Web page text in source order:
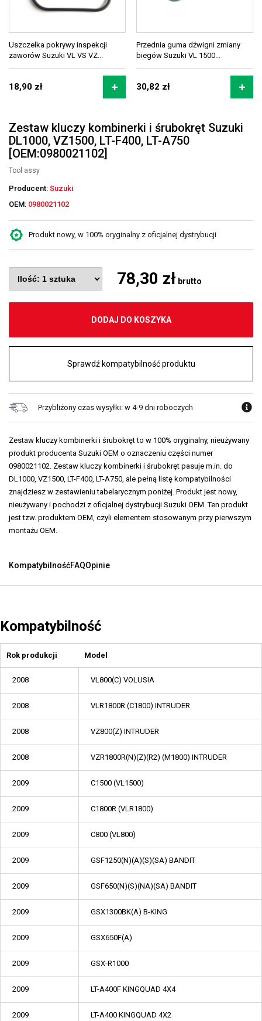
Uszczelka pokrywy inspekcji
zaworów Suzuki VL VS VZ...
18,90 zł
Przednia guma dźwigni zmiany
biegów Suzuki VL 1500...
30,82 zł
Zestaw kluczy kombinerki i śrubokręt Suzuki
DL1000, VZ1500, LT-F400, LT-A750
[OEM:0980021102]
Tool assy
Producent: Suzuki
OEM: 0980021102
Produkt nowy, w 100% oryginalny z oficjalnej dystrybucji
78,30 zł brutto
DODAJ DO KOSZYKA
Sprawdź kompatybilność produktu
Przybliżony czas wysyłki: w 4-9 dni roboczych
Zestaw kluczy kombinerki i śrubokręt to w 100% oryginalny, nieużywany
produkt producenta Suzuki OEM o oznaczeniu części numer
0980021102. Zestaw kluczy kombinerki i śrubokręt pasuje m.in. do
DL1000, VZ1500, LT-F400, LT-A750, ale pełną listę kompatybilności
znajdziesz w zestawieniu tabelarycznym poniżej. Produkt jest nowy,
nieużywany i pochodzi z oficjalnej dystrybucji Suzuki OEM. Ten produkt
jest tzw. produktem OEM, czyli elementem stosowanym przy pierwszym
montażu OEM.
KompatybilnośćFAQOpinie
Kompatybilność
Rok produkcji Model
2008 VL800(C) VOLUSIA
2008 VLR1800R (C1800) INTRUDER
2008 VZ800(Z) INTRUDER
2008 VZR1800R(N)(Z)(R2) (M1800) INTRUDER
2009 C1500 (VL1500)
2009 C1800R (VLR1800)
2009 C800 (VL800)
2009 GSF1250(N)(A)(S)(SA) BANDIT
2009 GSF650(N)(S)(NA)(SA) BANDIT
2009 GSX1300BK(A) B-KING
2009 GSX650F(A)
2009 GSX-R1000
2009 LT-A400F KINGQUAD 4X4
2009 LT-A400 KINGQUAD 4X2